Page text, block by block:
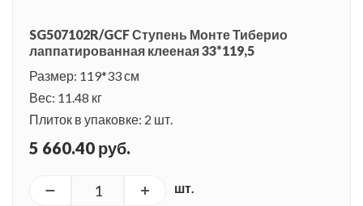
SG507102R/GCF Ступень Монте Тиберио
лаппатированная клееная 33*119,5
Размер: 119*33 см
Вес: 11.48 кг
Плиток в упаковке: 2 шт.
5 660.40 руб.
шт.